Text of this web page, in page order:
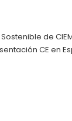
de
CE en